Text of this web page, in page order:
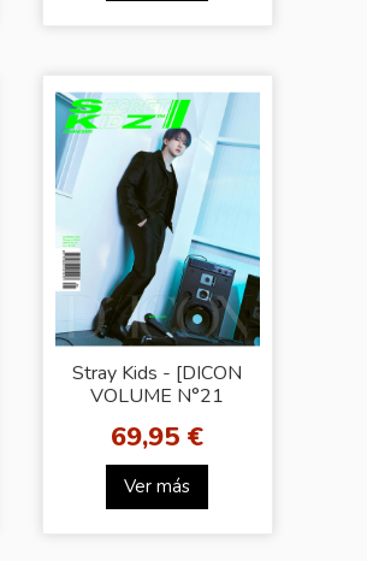
Stray Kids - [DICON
VOLUME N°21
SECRET KIDZ]
(CHANGBIN VER)
69,95 €
Ver más